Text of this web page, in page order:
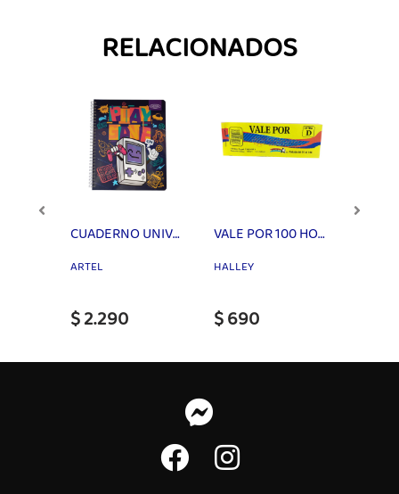
RELACIONADOS
CUADERNO UNIVERSITARIO 100H 7MM GAMERS ARTEL
ARTEL
$ 2.290
VALE POR 100 HOJAS PAPEL RONEO
HALLEY
$ 690